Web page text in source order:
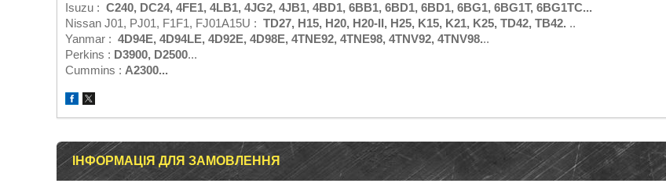
Isuzu : C240, DC24, 4FE1, 4LB1, 4JG2, 4JB1, 4BD1, 6BB1, 6BD1, 6BD1, 6BG1, 6BG1T, 6BG1TC...
Nissan J01, PJ01, F1F1, FJ01A15U : TD27, H15, H20, H20-II, H25, K15, K21, K25, TD42, TB42. ..
Yanmar : 4D94E, 4D94LE, 4D92E, 4D98E, 4TNE92, 4TNE98, 4TNV92, 4TNV98...
Perkins : D3900, D2500...
Cummins : A2300...
ІНФОРМАЦІЯ ДЛЯ ЗАМОВЛЕННЯ